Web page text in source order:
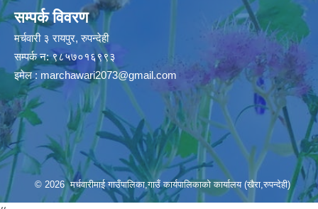
सम्पर्क विवरण
मर्चवारी ३ रायपुर, रुपन्देही
सम्पर्क न: ९८५७०१६९९३
इमेल : marchawari2073@gmail.com
© 2026 मर्चवारीमाई गाउँपालिका,गाउँ कार्यपालिकाको कार्यालय (खैरा,रुपन्देही)